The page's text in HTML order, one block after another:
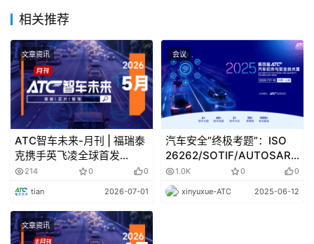
颗ECU实现的核心功能集成到进来，极大提高系统功能集成
度，再加上数据交互的标准化接口，因此能极大降低这部分
的开发和制造成本。
对于功能域的具体划分，各汽车主机厂家会根据自身的
设计理念差异而划分成几个不同的域。比如BOSCH划分为5
个域：动力域（Power Train）、底盘域（Chassis）、车
身域（Body/Comfort）、座舱域
（Cockpit/Infotainment）、自动驾驶域（ADAS）。这也
就是最经典的五域集中式EEA，如下图2-2所示。也有的厂
家则在五域集中式架构基础上进一步融合，把原本的动力
域、底盘域和车身域融合为整车控制域，从而形成了三域集
相关推荐
文章资讯
ATC智车未来-月刊 | 福瑞泰
克携手英飞凌全球首发
8T8R，小鹏Robotaxi量产
车下线
214 0 0
tian 2026-07-01
会议
汽车安全”终极考题”：ISO
26262/SOTIF/AUTOSAR
你能解几道？
1.0K 0 0
xinyuxue-ATC 2025-06-12
文章资讯